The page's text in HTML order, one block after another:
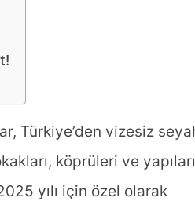
Türkiye’den vizesiz
köprüleri ve
yılı için özel olarak